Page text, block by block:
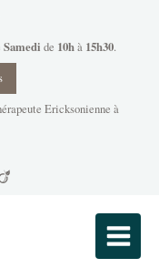
Samedi de 10hà 15h30.
Ericksonienne à